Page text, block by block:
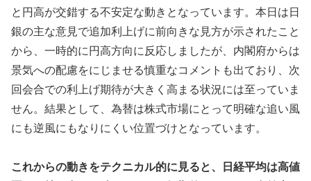
と円高が交錯する不安定な動きとなっています。本日は日
銀の主な意見で追加利上げに前向きな見方が示されたこと
から、一時的に円高方向に反応しましたが、内閣府からは
景気への配慮をにじませる慎重なコメントも出ており、次
回会合での利上げ期待が大きく高まる状況には至っていま
せん。結果として、為替は株式市場にとって明確な追い風
にも逆風にもなりにくい位置づけとなっています。
これからの動きをテクニカル的に見ると、日経平均は高値